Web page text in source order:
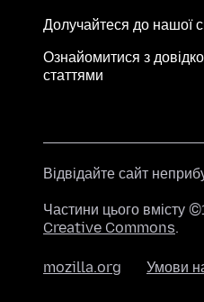
Долучайтеся до нашої
Ознайомитися з
статтями
Відвідайте сайт
Частини цього вмісту
Creative Commons.
mozilla.org Умови